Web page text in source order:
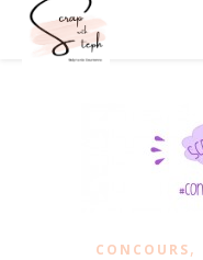
CONCOURS,